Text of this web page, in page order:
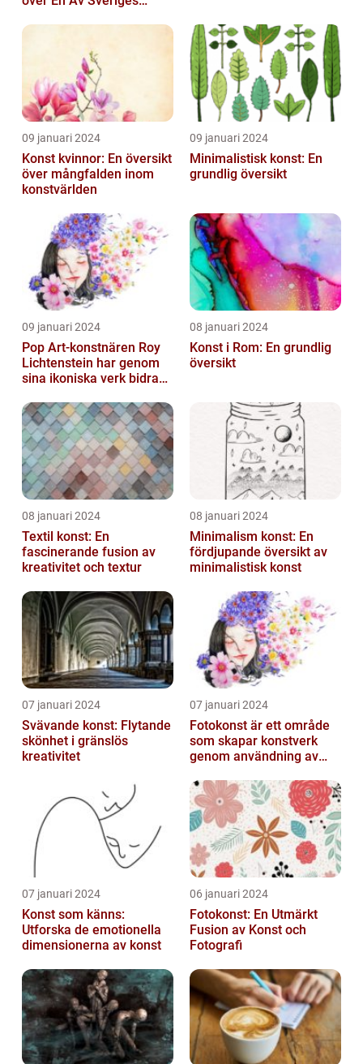
Utbildningsanstalter inom
09 januari 2024
Konst kvinnor: En översikt
över mångfalden inom
konstvärlden
09 januari 2024
Minimalistisk konst: En
grundlig översikt
09 januari 2024
Pop Art-konstnären Roy
Lichtenstein har genom
sina ikoniska verk bidragit
08 januari 2024
Konst i Rom: En grundlig
översikt
08 januari 2024
Textil konst: En
fascinerande fusion av
kreativitet och textur
08 januari 2024
Minimalism konst: En
fördjupande översikt av
minimalistisk konst
07 januari 2024
Svävande konst: Flytande
skönhet i gränslös
kreativitet
07 januari 2024
Fotokonst är ett område
som skapar konstverk
genom användning av
07 januari 2024
Konst som känns:
Utforska de emotionella
dimensionerna av konst
06 januari 2024
Fotokonst: En Utmärkt
Fusion av Konst och
Fotografi